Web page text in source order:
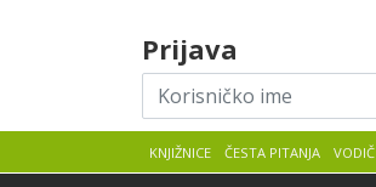
KNJIŽNICE ČESTA PITANJA VODIČ
Prijava
Korisničko
ime